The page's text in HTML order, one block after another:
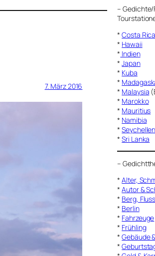
7. März 2016
–
*Costa Rica
* Hawaii
* Indien
*Japan
* Kuba
*
* Malaysia
* Marokko
* Mauritius
* Namibia
*Seychellen
*Sri Lanka
–
*Alter,
*Autor &
* Berg,
* Berlin
* Fahrzeuge
* Frühling
*Gebäude
*